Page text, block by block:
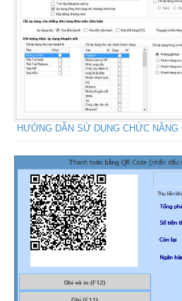
HƯỚNG DẪN SỬ DỤNG CHỨC